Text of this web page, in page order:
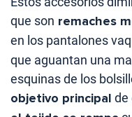
que son remaches
en los pantalones
que aguantan una
esquinas de los
objetivo principal de